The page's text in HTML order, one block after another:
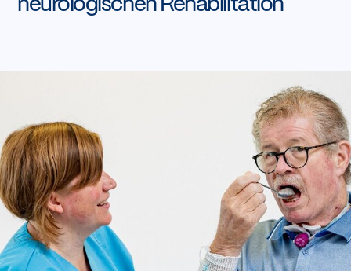
neurologischen Rehabilitation